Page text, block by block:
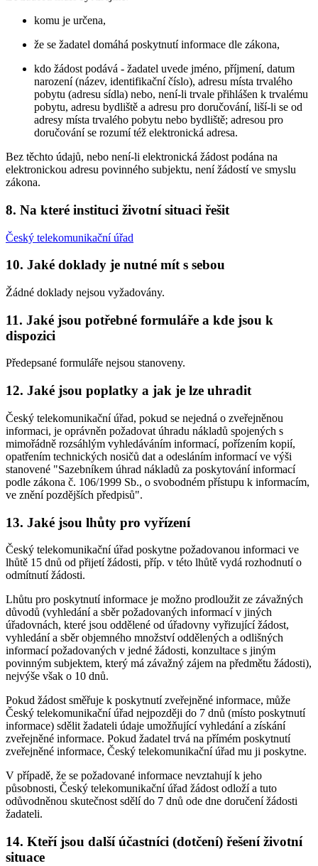
komu je určena,
že se žadatel domáhá poskytnutí informace dle zákona,
kdo žádost podává - žadatel uvede jméno, příjmení, datum
narození (název, identifikační číslo), adresu místa trvalého
pobytu (adresu sídla) nebo, není-li trvale přihlášen k trvalému
pobytu, adresu bydliště a adresu pro doručování, liší-li se od
adresy místa trvalého pobytu nebo bydliště; adresou pro
doručování se rozumí též elektronická adresa.
Bez těchto údajů, nebo není-li elektronická žádost podána na
elektronickou adresu povinného subjektu, není žádostí ve smyslu
zákona.
8. Na které instituci životní situaci řešit
Český telekomunikační úřad
10. Jaké doklady je nutné mít s sebou
Žádné doklady nejsou vyžadovány.
11. Jaké jsou potřebné formuláře a kde jsou k
dispozici
Předepsané formuláře nejsou stanoveny.
12. Jaké jsou poplatky a jak je lze uhradit
Český telekomunikační úřad, pokud se nejedná o zveřejněnou
informaci, je oprávněn požadovat úhradu nákladů spojených s
mimořádně rozsáhlým vyhledáváním informací, pořízením kopií,
opatřením technických nosičů dat a odesláním informací ve výši
stanovené "Sazebníkem úhrad nákladů za poskytování informací
podle zákona č. 106/1999 Sb., o svobodném přístupu k informacím,
ve znění pozdějších předpisů".
13. Jaké jsou lhůty pro vyřízení
Český telekomunikační úřad poskytne požadovanou informaci ve
lhůtě 15 dnů od přijetí žádosti, příp. v této lhůtě vydá rozhodnutí o
odmítnutí žádosti.
Lhůtu pro poskytnutí informace je možno prodloužit ze závažných
důvodů (vyhledání a sběr požadovaných informací v jiných
úřadovnách, které jsou oddělené od úřadovny vyřizující žádost,
vyhledání a sběr objemného množství oddělených a odlišných
informací požadovaných v jedné žádosti, konzultace s jiným
povinným subjektem, který má závažný zájem na předmětu žádosti),
nejvýše však o 10 dnů.
Pokud žádost směřuje k poskytnutí zveřejněné informace, může
Český telekomunikační úřad nejpozději do 7 dnů (místo poskytnutí
informace) sdělit žadateli údaje umožňující vyhledání a získání
zveřejněné informace. Pokud žadatel trvá na přímém poskytnutí
zveřejněné informace, Český telekomunikační úřad mu ji poskytne.
V případě, že se požadované informace nevztahují k jeho
působnosti, Český telekomunikační úřad žádost odloží a tuto
odůvodněnou skutečnost sdělí do 7 dnů ode dne doručení žádosti
žadateli.
14. Kteří jsou další účastníci (dotčení) řešení životní
situace